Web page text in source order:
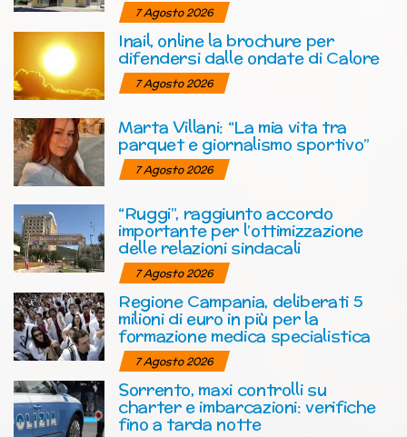
7 Agosto 2026
Inail, online la brochure per
difendersi dalle ondate di Calore
7 Agosto 2026
Marta Villani: “La mia vita tra
parquet e giornalismo sportivo”
7 Agosto 2026
“Ruggi”, raggiunto accordo
importante per l’ottimizzazione
delle relazioni sindacali
7 Agosto 2026
Regione Campania, deliberati 5
milioni di euro in più per la
formazione medica specialistica
7 Agosto 2026
Sorrento, maxi controlli su
charter e imbarcazioni: verifiche
fino a tarda notte